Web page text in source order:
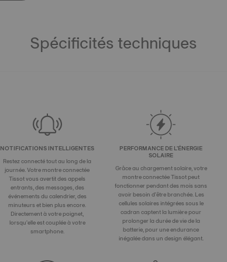
Spécificités techniques
NOTIFICATIONS INTELLIGENTES
Restez connecté tout au long de la
journée. Votre montre connectée
Tissot vous avertit des appels
entrants, des messages, des
événements du calendrier, des
minuteurs et bien plus encore.
Directement à votre poignet,
lorsqu'elle est couplée à votre
smartphone.
PERFORMANCE DE L'ÉNERGIE
SOLAIRE
Grâce au chargement solaire, votre
montre connectée Tissot peut
fonctionner pendant des mois sans
avoir besoin d'être branchée. Les
cellules solaires intégrées sous le
cadran captent la lumière pour
prolonger la durée de vie de la
batterie, pour une endurance
inégalée dans un design élégant.